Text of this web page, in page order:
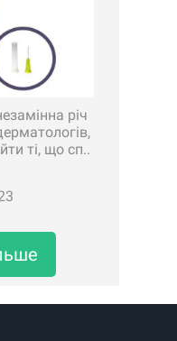
річ
ті, що сп..